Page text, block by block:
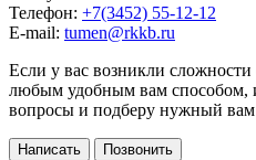
Телефон: +7(3452) 55-12-12
E-mail: tumen@rkkb.ru
Если у вас возникли
любым удобным вам способом,
вопросы и подберу нужный вам
Написать Позвонить